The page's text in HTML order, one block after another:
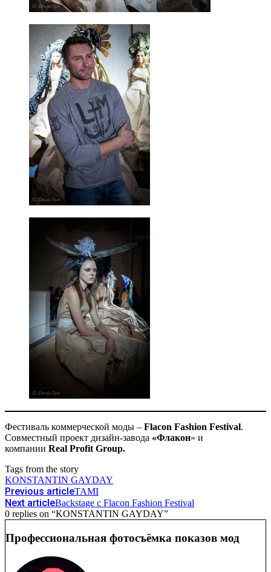
Фестиваль коммерческой моды – Flacon Fashion Festival.
Совместный проект дизайн-завода «Флакон» и
компании Real Profit Group.
Tags from the story
KONSTANTIN GAYDAY
Previous articleTAMI
Next articleBackstage с Flacon Fashion Festival
0 replies on “KONSTANTIN GAYDAY”
Профессиональная фотосъёмка показов мод